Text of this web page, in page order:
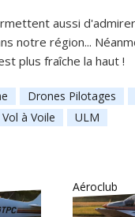
aussi
notre région...
plus fraîche la haut !
Drones Pilotages
à Voile ULM
Aéroclub